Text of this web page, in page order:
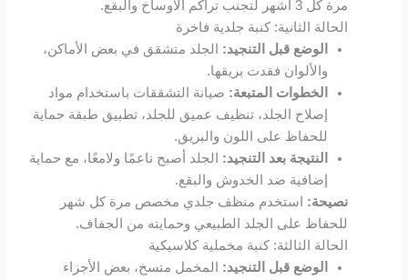
jojobet
vdcasino
Free Online Webmaster Tools
porno
pasacasino
مرة كل 3 أشهر لتجنب تراكم الأوساخ والبقع.
الحالة الثانية: كنبة جلدية فاخرة
الوضع قبل التنجيد: الجلد متشقق في بعض الأماكن،
والألوان فقدت بريقها.
الخطوات المتبعة: صيانة التشققات باستخدام مواد
إصلاح الجلد، تنظيف عميق للجلد، تطبيق طبقة حماية
للحفاظ على اللون والبريق.
النتيجة بعد التنجيد: الجلد أصبح ناعمًا ولامعًا، مع حماية
إضافية ضد الخدوش والبقع.
نصيحة: استخدم منظف جلدي مخصص مرة كل شهر
للحفاظ على الجلد الطبيعي وحمايته من الجفاف.
الحالة الثالثة: كنبة مخملية كلاسيكية
الوضع قبل التنجيد: المخمل متسخ، بعض الأجزاء